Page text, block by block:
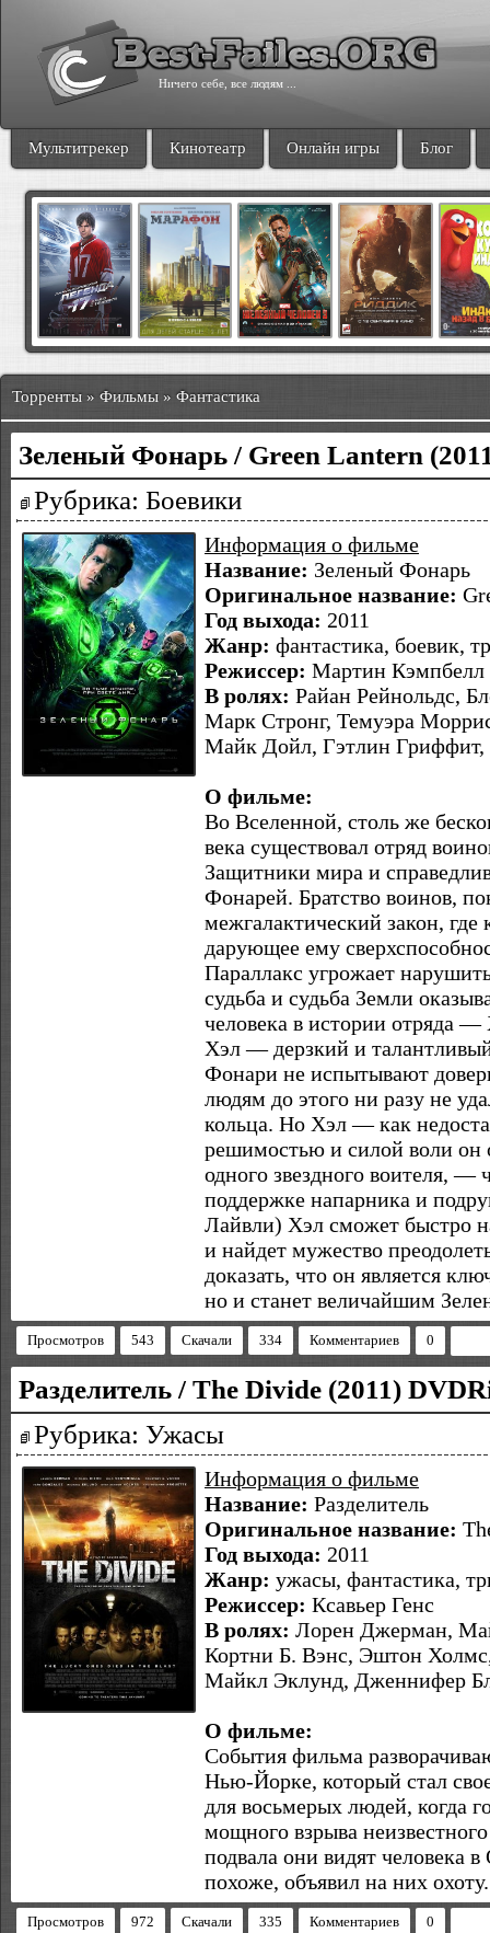
Ничего себе, все людям ...
Мультитрекер Кинотеатр Онлайн игры Блог
Торренты » Фильмы » Фантастика
Зеленый Фонарь / Green Lantern
Рубрика: Боевики
Информация о фильме
Название: Зеленый Фонарь
Оригинальное название:
Год выхода: 2011
Жанр: фантастика, боевик,
Режиссер: Мартин Кэмпбелл
В ролях: Райан Рейнольдс,
Марк Стронг, Темуэра
Майк Дойл, Гэтлин
О фильме:
Во Вселенной, столь же
века существовал отряд
Защитники мира и
Фонарей. Братство воинов,
межгалактический закон,
дарующее ему
Параллакс угрожает
судьба и судьба Земли
человека в истории отряда
Хэл — дерзкий и
Фонари не испытывают
людям до этого ни разу не
кольца. Но Хэл — как
решимостью и силой воли он
одного звездного воителя, —
поддержке напарника и
Лайвли) Хэл сможет быстро
и найдет мужество
доказать, что он является
но и станет величайшим
Просмотров 543 Скачали 334 Комментариев 0
Разделитель / The Divide (2011)
Рубрика: Ужасы
Информация о фильме
Название: Разделитель
Оригинальное название:
Год выхода: 2011
Жанр: ужасы, фантастика,
Режиссер: Ксавьер Генс
В ролях: Лорен Джерман,
Кортни Б. Вэнс, Эштон
Майкл Эклунд, Дженнифер
О фильме:
События фильма
Нью-Йорке, который стал
для восьмерых людей, когда
мощного взрыва
подвала они видят человека
похоже, объявил на них охоту.
Просмотров 972 Скачали 335 Комментариев 0